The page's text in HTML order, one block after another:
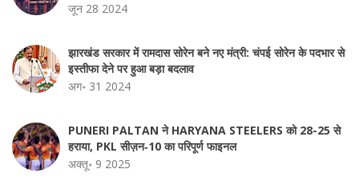
जून 28 2024
झारखंड सरकार में रामदास सोरेन बने नए मंत्री: चंपई सोरेन के पदभार से
इस्तीफा देने पर हुआ बड़ा बदलाव
अग॰ 31 2024
PUNERI PALTAN ने HARYANA STEELERS को 28-25 से
हराया, PKL सीज़न‑10 का परिपूर्ण फाइनल
अक्तू॰ 9 2025